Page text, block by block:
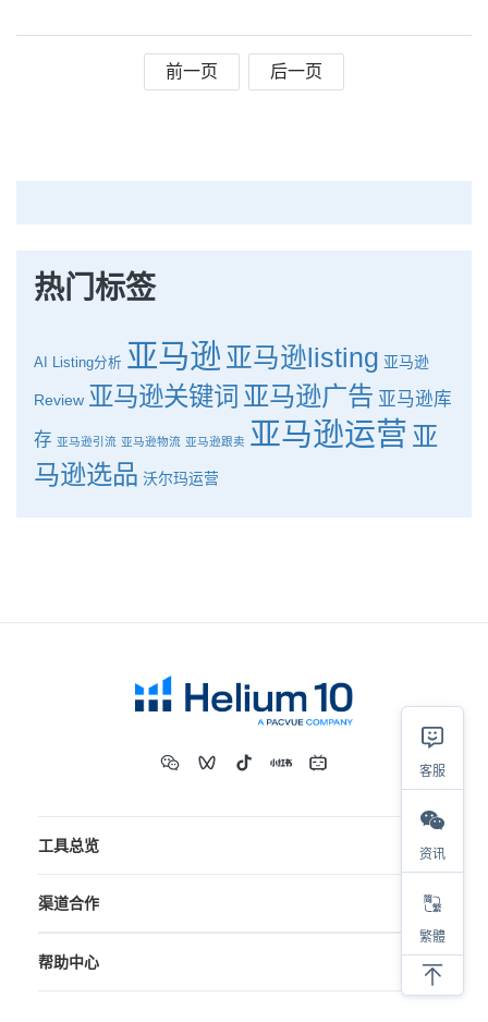
前一页 后一页
热门标签
AI Listing分析 亚马逊 亚马逊listing 亚马逊
Review 亚马逊关键词 亚马逊广告 亚马逊库
存 亚马逊引流 亚马逊物流 亚马逊跟卖 亚马逊运营 亚
马逊选品 沃尔玛运营
工具总览
渠道合作
帮助中心
客服
资讯
繁體